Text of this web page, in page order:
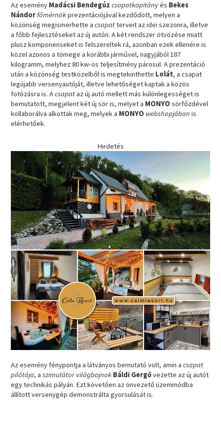
Az esemény Madácsi Bendegúz csapatkapitányés Bekes
Nándorfőmérnökprezentációjával kezdődött, melyen a
közönség megismerhette acsapatterveit az idei szezonra, illetve
a főbb fejlesztéseket az új autón. A két rendszer ötvözése miatt
plusz komponenseket is felszereltek rá, azonban ezek ellenére is
közel azonos a tömege a korábbi járművel, nagyjából 187
kilogramm, melyhez 80 kw-os teljesítmény párosul. A prezentáció
után a közönség testközelből is megtekinthette Lolát, a csapat
legújabb versenyautóját, illetve lehetőséget kaptak a közös
fotózásra is. Acsapataz új autó mellett más különlegességet is
bemutatott, megjelent két új sör is, melyet a MONYOsörfőzdével
kollaborálva alkottak meg, melyek a MONYO webshopjábanis
elérhetőek.
Hirdetés
Az esemény fénypontja a látványos bemutató volt, amin acsapat
pilótája, aszimulátor világbajnok Báldi Gergővezette az új autót
egy technikás pályán. Ezt követően az önvezető üzemmódba
állított versenygép demonstrálta gyorsulását is.